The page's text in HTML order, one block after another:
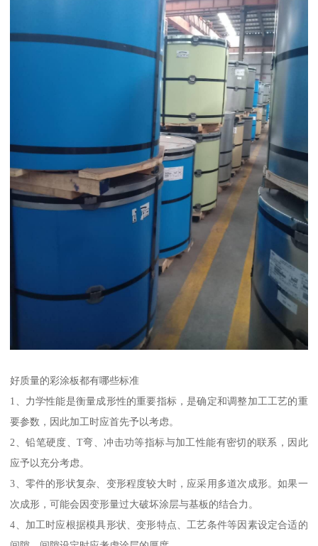
好质量的彩涂板都有哪些标准
1、力学性能是衡量成形性的重要指标，是确定和调整加工工艺的重
要参数，因此加工时应首先予以考虑。
2、铅笔硬度、T弯、冲击功等指标与加工性能有密切的联系，因此
应予以充分考虑。
3、零件的形状复杂、变形程度较大时，应采用多道次成形。如果一
次成形，可能会因变形量过大破坏涂层与基板的结合力。
4、加工时应根据模具形状、变形特点、工艺条件等因素设定合适的